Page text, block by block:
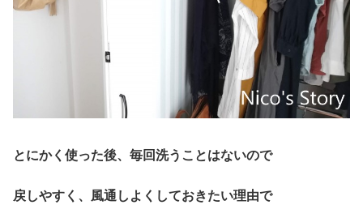
とにかく使った後、毎回洗うことはないので
戻しやすく、風通しよくしておきたい理由で